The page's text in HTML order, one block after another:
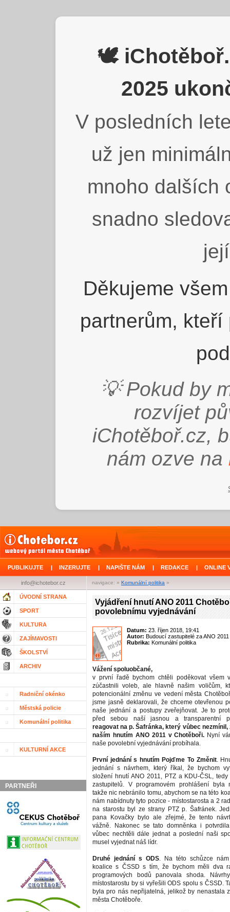
🕊️
2025
V posledních
už jen
mnoho dalších
snadno
Děkujeme
partnerům,
💡 Pokud by
rozvíjet
iChotěboř.cz,
nám ozve na
PUBLIKUJTE | INZERUJTE | NAPIŠTE NÁM | REDAKCE | ONLINE
navigace: » Komunální politika »
info@ichotebor.cz
ÚVODNÍ STRANA
SPORT
KULTURA
ZAJÍMAVOSTI
ŠKOLSTVÍ
ARCHIV
Radniční okénko
Městská policie
Komunální politika
KULTURNÍ AKCE
PARTNEŘI
Vyjádření hnutí ANO 2011
povolebnímu vyjednávání
Datum: 23. říjen 2018, 19:41
Autor: Budoucí zastupitelé za ANO 2011
Rubrika: Komunální politika
Vážení spoluobčané,
v první řadě bychom chtěli poděkovat všem
zúčastnili voleb, ale hlavně našim voličům,
potencionální změnu ve vedení města
jsme jasně deklarovali, že chceme otevřenou
naše jednání a postupy zveřejňovat. Je to
před sebou naší jasnou a transparentní
reagovat na p. Šafránka, který vůbec nezmínil,
naším hnutím ANO 2011 v Chotěboři. Nyní
naše povolební vyjednávání probíhala.
První jednání s hnutím Pojďme To Změnit.
jednání s návrhem, který říkal, že bychom
složení hnutí ANO 2011, PTZ a KDU-ČSL,
zastupitelů. V programovém prohlášení byla
takže nic nebránilo tomu, abychom se na této
nám nabídnuty tyto pozice - místostarosta a 2
na starostu byl ze strany PTZ p. Šafránek.
pana Kovačky bylo ale zřejmé, že tento
vážně. Nakonec se tato domněnka i
vůbec nechtěli dále jednat a poslední naši
musel vyjednat náš lídr.
Druhé jednání s ODS. Na této schůzce
koalice s ČSSD s tím, že bychom měli dva
programových bodů panovala shoda.
místostarostu by si vyřešili ODS spolu s ČSSD.
byla pro nás nepřijatelná, jelikož by nenastala
města Chotěboře.